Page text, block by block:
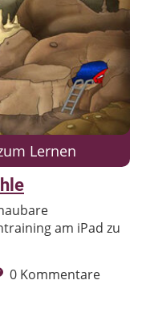
Lernen
am iPad zu
0 Kommentare